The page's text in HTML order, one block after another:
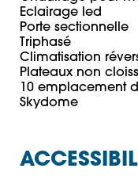
Eclairage led
Porte sectionnelle
Triphasé
Climatisation
Plateaux non
10 emplacement